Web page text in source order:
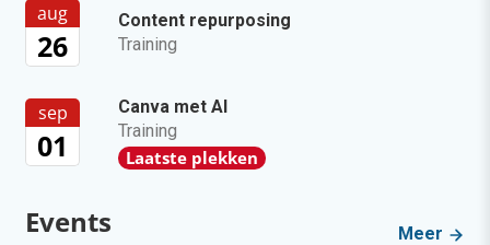
aug
26
Content repurposing
Training
sep
01
Canva met AI
Training
Laatste plekken
Events Meer